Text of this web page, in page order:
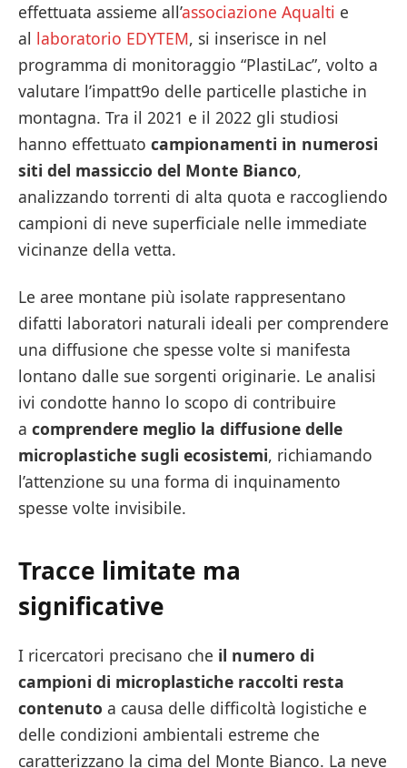
effettuata assieme all’associazione Aqualti e
al laboratorio EDYTEM, si inserisce in nel
programma di monitoraggio “PlastiLac”, volto a
valutare l’impatt9o delle particelle plastiche in
montagna. Tra il 2021 e il 2022 gli studiosi
hanno effettuato campionamenti in numerosi
siti del massiccio del Monte Bianco,
analizzando torrenti di alta quota e raccogliendo
campioni di neve superficiale nelle immediate
vicinanze della vetta.
Le aree montane più isolate rappresentano
difatti laboratori naturali ideali per comprendere
una diffusione che spesse volte si manifesta
lontano dalle sue sorgenti originarie. Le analisi
ivi condotte hanno lo scopo di contribuire
a comprendere meglio la diffusione delle
microplastiche sugli ecosistemi, richiamando
l’attenzione su una forma di inquinamento
spesse volte invisibile.
Tracce limitate ma
significative
I ricercatori precisano che il numero di
campioni di microplastiche raccolti resta
contenuto a causa delle difficoltà logistiche e
delle condizioni ambientali estreme che
caratterizzano la cima del Monte Bianco. La neve